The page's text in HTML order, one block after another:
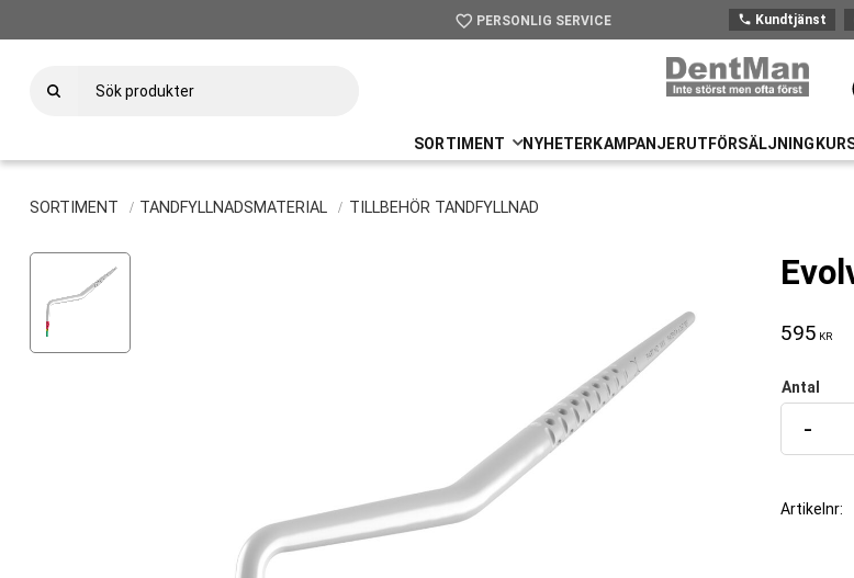
favorite_border PERSONLIG SERVICE phone Kundtjänst
SORTIMENT NYHETER KAMPANJERUTFÖRSÄLJNING
SORTIMENT TANDFYLLNADSMATERIAL TILLBEHÖR TANDFYLLNAD
595 KR
Antal
-
Artikelnr